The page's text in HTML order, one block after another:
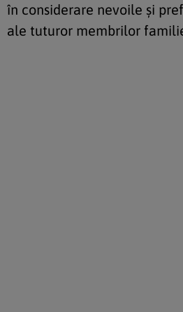
în considerare nevoile și
ale tuturor membrilor